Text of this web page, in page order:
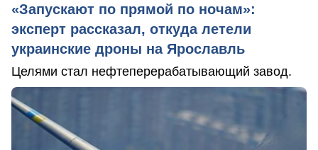
«Запускают по прямой по ночам»:
эксперт рассказал, откуда летели
украинские дроны на Ярославль
Целями стал нефтеперерабатывающий завод.